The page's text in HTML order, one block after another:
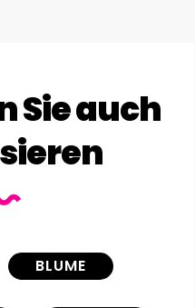
Sie auch
BLUME